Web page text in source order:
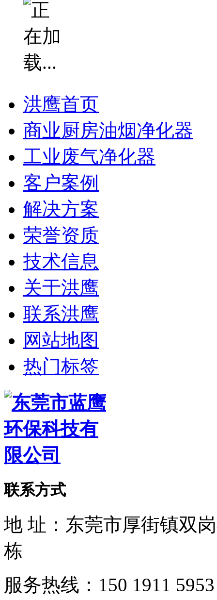
洪鹰首页
商业厨房油烟净化器
工业废气净化器
客户案例
解决方案
荣誉资质
技术信息
关于洪鹰
联系洪鹰
网站地图
热门标签
联系方式
地 址：东莞市厚街镇双
栋
服务热线：150 1911 5953